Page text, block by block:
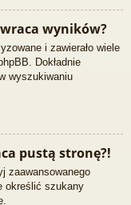
wyników?
i zawierało wiele
Dokładnie
wyszukiwaniu
pustą stronę?!
zaawansowanego
określić szukany